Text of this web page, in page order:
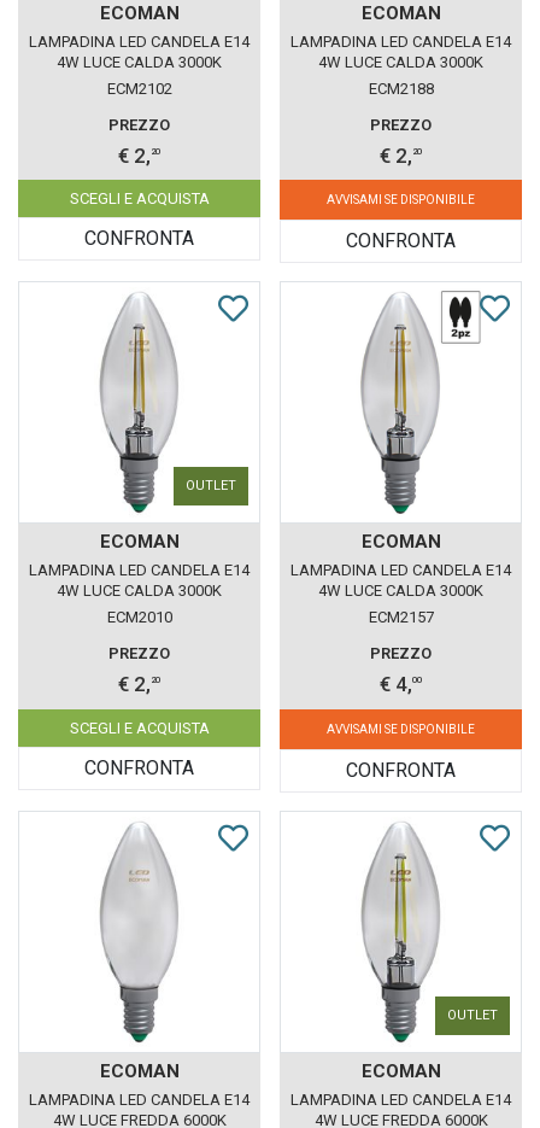
ECOMAN
LAMPADINA LED CANDELA E14
4W LUCE CALDA 3000K
ECOMAN VETRO GHIACCIO
ECM2102
PREZZO
€ 2, 20
SCEGLI E ACQUISTA
CONFRONTA
ECOMAN
LAMPADINA LED CANDELA E14
4W LUCE CALDA 3000K
ECOMAN VETRO SATINATO
ECM2188
PREZZO
€ 2, 20
AVVISAMI SE DISPONIBILE
CONFRONTA
OUTLET
ECOMAN
LAMPADINA LED CANDELA E14
4W LUCE CALDA 3000K
ECOMAN VETRO TRASPARENTE
ECM2010
PREZZO
€ 2, 20
SCEGLI E ACQUISTA
CONFRONTA
ECOMAN
LAMPADINA LED CANDELA E14
4W LUCE CALDA 3000K
ECOMAN VETRO TRASPARENTE
ECM2157
PREZZO
€ 4,00
AVVISAMI SE DISPONIBILE
CONFRONTA
ECOMAN
LAMPADINA LED CANDELA E14
4W LUCE FREDDA 6000K
OUTLET
ECOMAN
LAMPADINA LED CANDELA E14
4W LUCE FREDDA 6000K